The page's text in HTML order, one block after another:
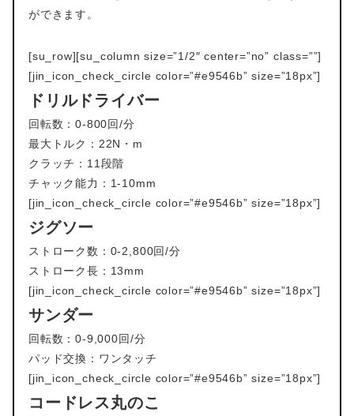
ができます。
[su_row][su_column size=”1/2″ center=”no” class=””]
[jin_icon_check_circle color=”#e9546b” size=”18px”]
ドリルドライバー
回転数：0-800回/分
最大トルク：22N・m
クラッチ：11段階
チャック能力：1-10mm
[jin_icon_check_circle color=”#e9546b” size=”18px”]
ジグソー
ストローク数：0-2,800回/分
ストローク長：13mm
[jin_icon_check_circle color=”#e9546b” size=”18px”]
サンダー
回転数：0-9,000回/分
パッド交換：ワンタッチ
[jin_icon_check_circle color=”#e9546b” size=”18px”]
コードレス丸のこ